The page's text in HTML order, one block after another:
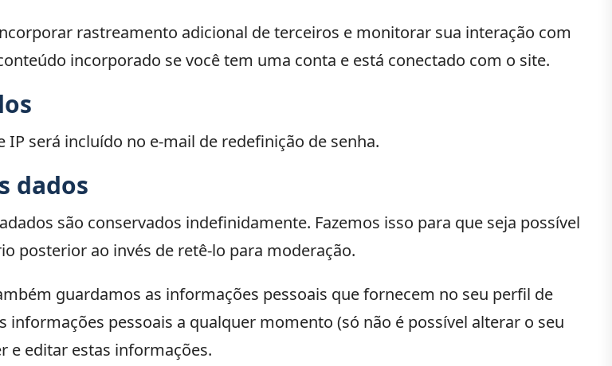
rastreamento adicional de terceiros e monitorar sua interação com
incorporado se você tem uma conta e está conectado com o site.
será incluído no e-mail de redefinição de senha.
dados
são conservados indefinidamente. Fazemos isso para que seja possível
posterior ao invés de retê-lo para moderação.
guardamos as informações pessoais que fornecem no seu perfil de
pessoais a qualquer momento (só não é possível alterar o seu
e editar estas informações.